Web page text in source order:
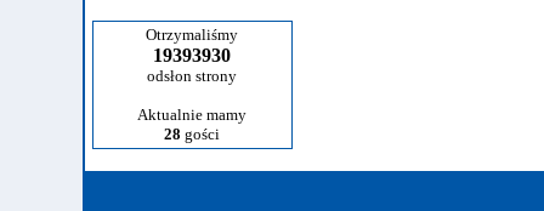
Otrzymaliśmy
19393930
odsłon strony
Aktualnie mamy
28 gości